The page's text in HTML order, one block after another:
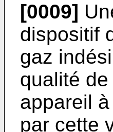
[0009]
dispositif
gaz
qualité
appareil
par cette